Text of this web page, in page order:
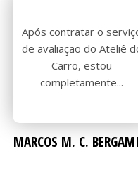
Após contratar o
de avaliação do Ateliê
Carro, estou
completamente...
MARCOS M. C.